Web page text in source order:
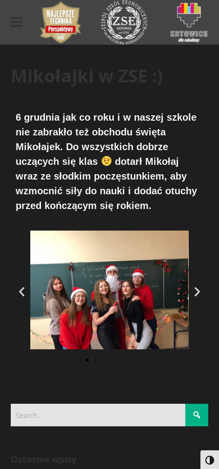
6 grudnia jak co roku i w naszej szkole
nie zabrakło też obchodu święta
Mikołajek. Do wszystkich dobrze
uczących się klas
dotarł Mikołaj
wraz ze słodkim poczęstunkiem, aby
wzmocnić siły do nauki i dodać otuchy
przed kończącym się rokiem.